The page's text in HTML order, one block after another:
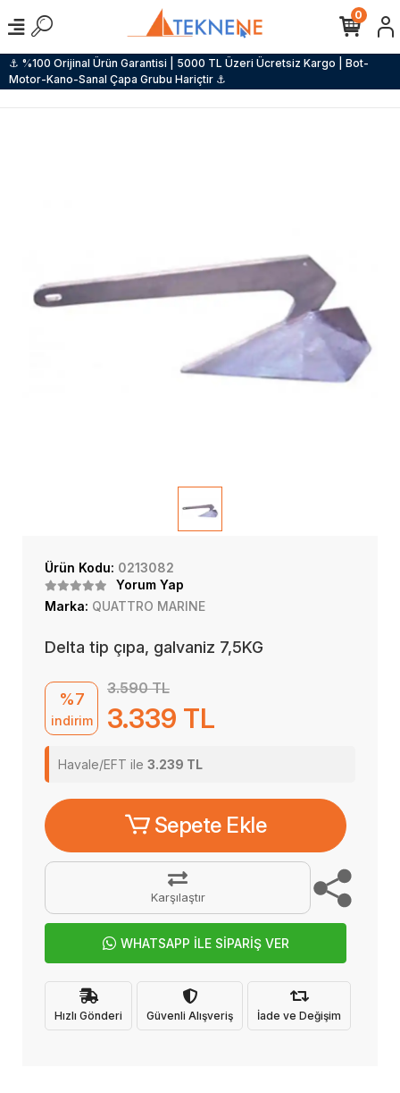
⚓ %100 Orijinal Ürün Garantisi | 5000 TL Üzeri Ücretsiz Kargo | Bot-
Motor-Kano-Sanal Çapa Grubu Hariçtir ⚓
0
Ürün Kodu: 0213082
Yorum Yap
Marka: QUATTRO MARINE
Delta tip çıpa, galvaniz 7,5KG
%7
indirim
3.590 TL
3.339 TL
Havale/EFT ile 3.239 TL
Sepete Ekle
Karşılaştır
WHATSAPP İLE SİPARİŞ VER
Hızlı Gönderi Güvenli Alışveriş İade ve Değişim